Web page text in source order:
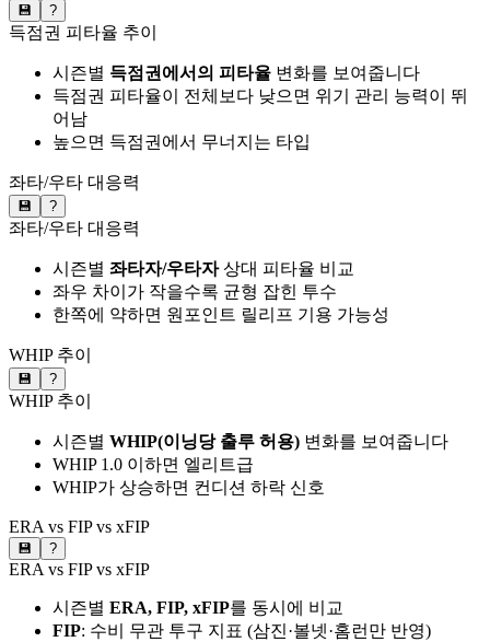
💾 ?
득점권 피타율 추이
시즌별 득점권에서의 피타율 변화를 보여줍니다
득점권 피타율이 전체보다 낮으면 위기 관리 능력이 뛰
어남
높으면 득점권에서 무너지는 타입
좌타/우타 대응력
💾 ?
좌타/우타 대응력
시즌별 좌타자/우타자상대 피타율 비교
좌우 차이가 작을수록 균형 잡힌 투수
한쪽에 약하면 원포인트 릴리프 기용 가능성
WHIP 추이
💾 ?
WHIP 추이
시즌별 WHIP(이닝당 출루 허용) 변화를 보여줍니다
WHIP 1.0 이하면 엘리트급
WHIP가 상승하면 컨디션 하락 신호
ERA vs FIP vs xFIP
💾 ?
ERA vs FIP vs xFIP
시즌별 ERA, FIP, xFIP를 동시에 비교
FIP: 수비 무관 투구 지표 (삼진·볼넷·홈런만 반영)